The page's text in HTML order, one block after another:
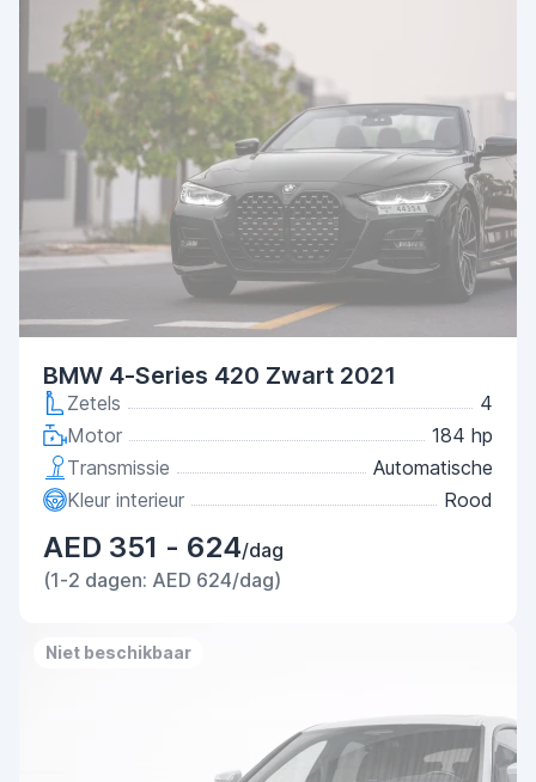
BMW 4-Series 420 Zwart 2021
Zetels
4
Motor
184 hp
Transmissie
Automatische
Kleur interieur
Rood
AED 351 - 624/dag
(1-2 dagen: AED 624/dag)
Niet beschikbaar